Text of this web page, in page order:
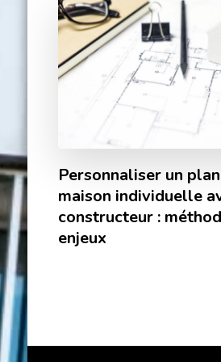
Personnaliser un
maison individuelle
constructeur :
enjeux